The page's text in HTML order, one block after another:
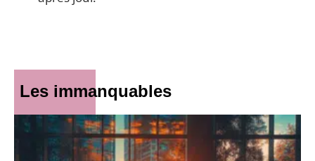
Les immanquables